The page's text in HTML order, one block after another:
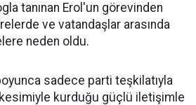
tanınan Erol'un görevinden
ve vatandaşlar arasında
neden oldu.
sadece parti teşkilatıyla
kurduğu güçlü iletişimle